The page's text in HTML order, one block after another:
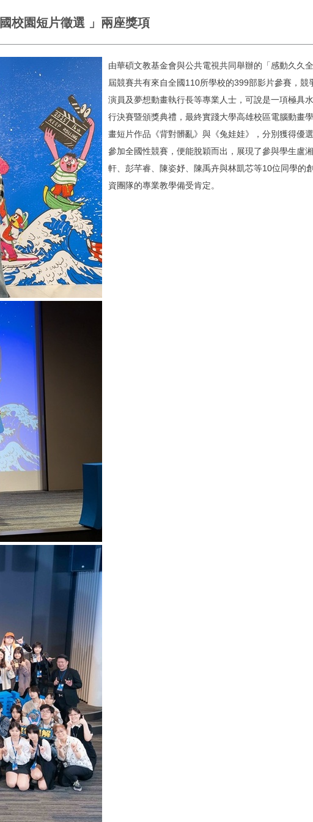
校園短片徵選 」兩座獎項
由華碩文教基金會與公共電視共同舉辦的「感動久久
屆競賽共有來自全國110所學校的399部影片參賽，競
演員及夢想動畫執行長等專業人士，可說是一項極具
行決賽暨頒獎典禮，最終實踐大學高雄校區電腦動畫
畫短片作品《背對髒亂》與《兔娃娃》，分別獲得優
參加全國性競賽，便能脫穎而出，展現了參與學生盧
軒、彭芊睿、陳姿妤、陳禹卉與林凱芯等10位同學的
資團隊的專業教學備受肯定。